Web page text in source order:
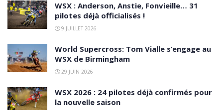
WSX : Anderson, Anstie, Fonvieille… 31
pilotes déjà officialisés !
9 JUILLET 2026
World Supercross: Tom Vialle s’engage au
WSX de Birmingham
29 JUIN 2026
WSX 2026 : 24 pilotes déjà confirmés pour
la nouvelle saison